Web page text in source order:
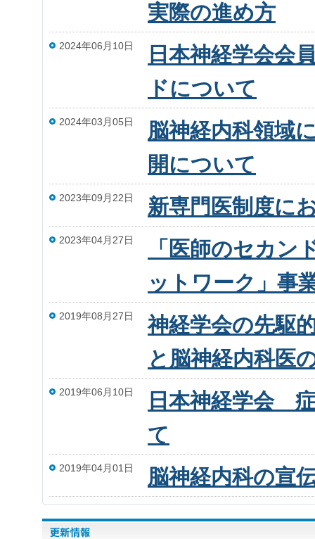
実際の進め方
2024年06月10日
日本神経学会会
ドについて
2024年03月05日
脳神経内科領域
開について
2023年09月22日 新専門医制度に
2023年04月27日
「医師のセカン
ットワーク」事
2019年08月27日
神経学会の先駆
と脳神経内科医
2019年06月10日
日本神経学会
て
2019年04月01日 脳神経内科の宣